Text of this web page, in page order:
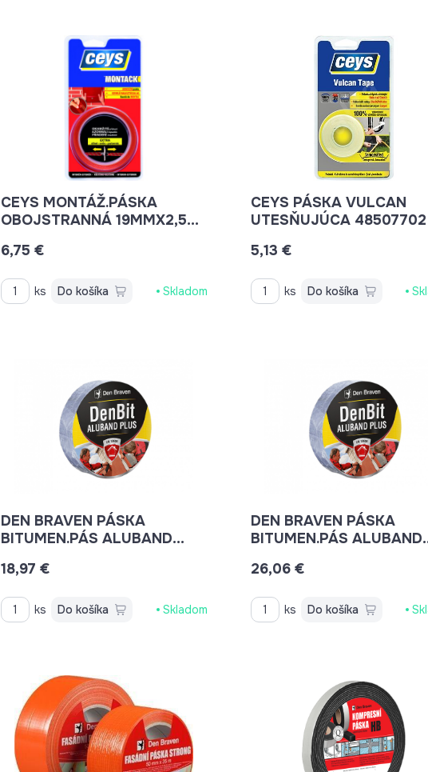
CEYS MONTÁŽ.PÁSKA
OBOJSTRANNÁ 19MMX2,5M
6,75 €
ks Do košíka Skladom
CEYS PÁSKA VULCAN
UTESŇUJÚCA 48507702
5,13 €
ks Do košíka
DEN BRAVEN PÁSKA
BITUMEN.PÁS ALUBAND
18,97 €
ks Do košíka Skladom
DEN BRAVEN PÁSKA
BITUMEN.PÁS ALUBAND
26,06 €
ks Do košíka